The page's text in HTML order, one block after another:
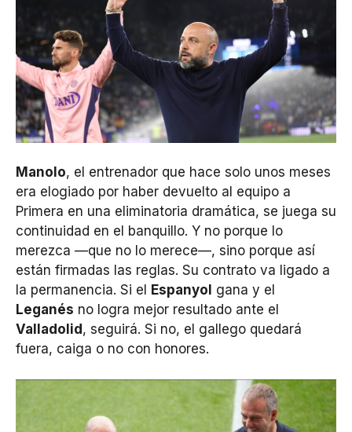
Manolo, el entrenador que hace solo unos meses
era elogiado por haber devuelto al equipo a
Primera en una eliminatoria dramática, se juega su
continuidad en el banquillo. Y no porque lo
merezca —que no lo merece—, sino porque así
están firmadas las reglas. Su contrato va ligado a
la permanencia. Si el
Espanyol gana y el
Leganés no logra mejor resultado ante el
Valladolid , seguirá. Si no, el gallego quedará
fuera, caiga o no con honores.